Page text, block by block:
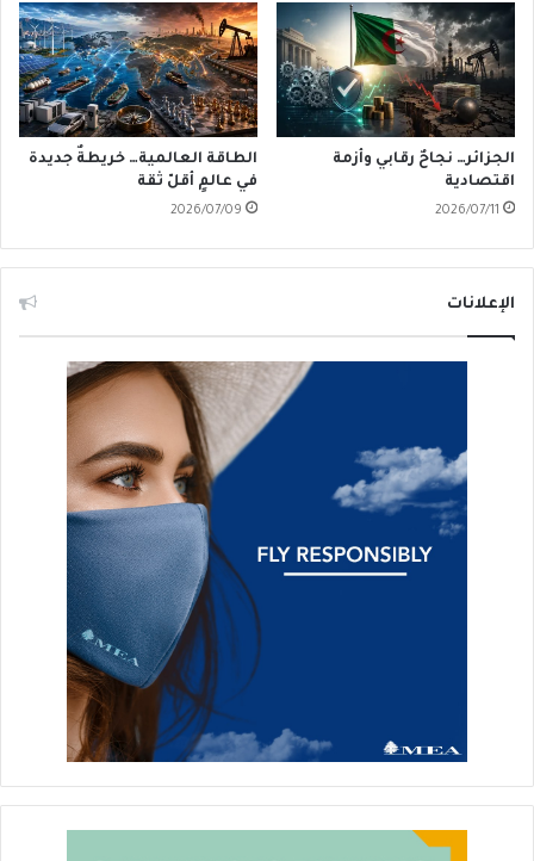
الجزائر… نجاحٌ رقابي وأزمة
اقتصادية
2026/07/11
الطاقة العالمية… خريطةٌ جديدة
في عالمٍ أقلّ ثقة
2026/07/09
الإعلانات